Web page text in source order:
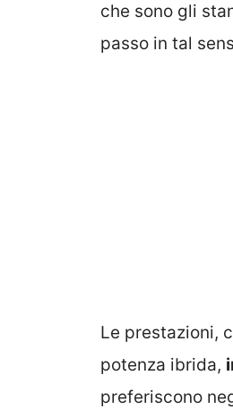
che sono gli
passo in tal
Le prestazioni,
potenza ibrida,
preferiscono